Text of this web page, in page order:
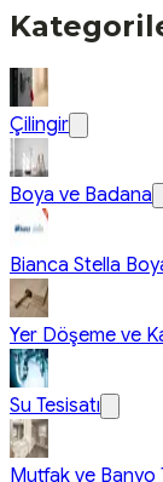
Çilingir
Boya ve Badana
Bianca Stella
Yer Döşeme ve
Su Tesisatı
Mutfak ve Banyo